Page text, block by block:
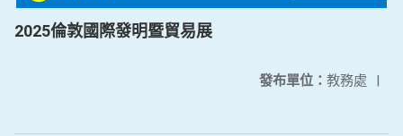
2025倫敦國際發明暨貿易展
發布單位： 教務處 |